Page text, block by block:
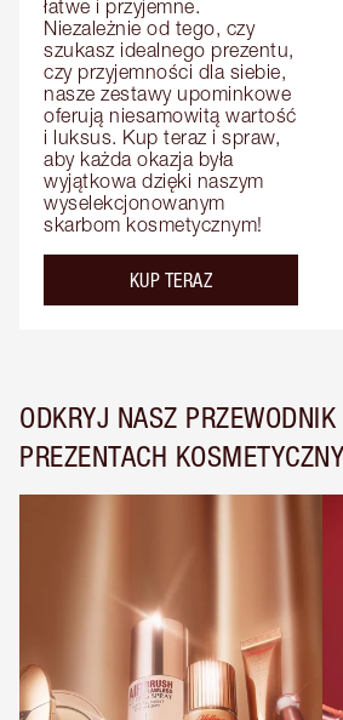
łatwe i przyjemne.
Niezależnie od tego, czy
szukasz idealnego prezentu,
czy przyjemności dla siebie,
nasze zestawy upominkowe
oferują niesamowitą wartość
i luksus. Kup teraz i spraw,
aby każda okazja była
wyjątkowa dzięki naszym
wyselekcjonowanym
skarbom kosmetycznym!
KUP TERAZ
ODKRYJ NASZ PRZEWODNIK
PREZENTACH